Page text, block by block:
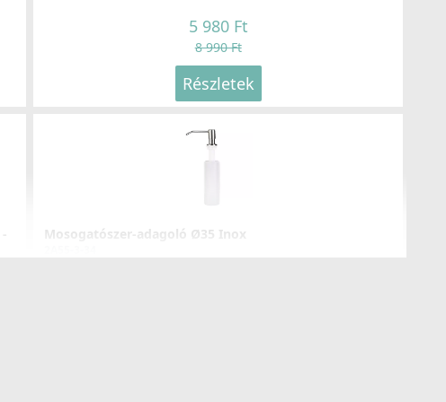
ELLECI - Csaptelep Reno G68
5 980 Ft
8 990 Ft
Részletek
Mosogatószer-adagoló Ø35 Inox